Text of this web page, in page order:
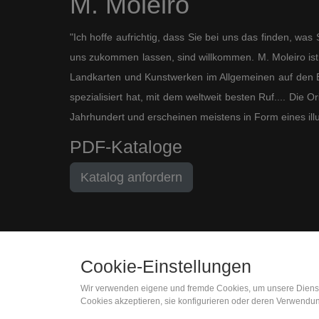
"Ich hoffe aufrichtig, dass Sie bei uns das finden, was
uns zukommen lassen, sind willkommen. M. Moleiro
Landkarten und Kunstwerken im Allgemeinen auf
spezialisiert hat, mit dem weltweit besten Ruf.... Die
Jahrhundert und erscheinen meistens in Form eines
PDF-Kataloge
Katalog anfordern
(+34) 932 402 091
Cookie-Einstellungen
Wir verwenden eigene und fremde Cookies, um unsere
Cookies akzeptieren, sie konfigurieren oder deren